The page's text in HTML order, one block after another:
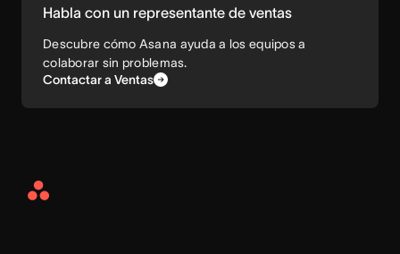
Habla con un representante de ventas
Descubre cómo Asana ayuda a los equipos a
colaborar sin problemas.
Contactar a Ventas
Asana